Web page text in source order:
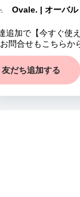
ライバシーポリシー